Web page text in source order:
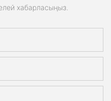
хабарласыңыз.